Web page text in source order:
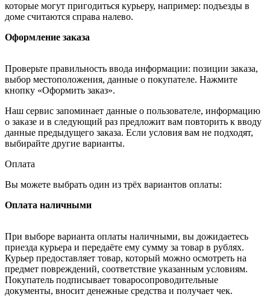
которые могут пригодиться курьеру, например: подъезды в
доме считаются справа налево.
Оформление заказа
Проверьте правильность ввода информации: позиции заказа,
выбор местоположения, данные о покупателе. Нажмите
кнопку «Оформить заказ».
Наш сервис запоминает данные о пользователе, информацию
о заказе и в следующий раз предложит вам повторить к вводу
данные предыдущего заказа. Если условия вам не подходят,
выбирайте другие варианты.
Оплата
Вы можете выбрать один из трёх вариантов оплаты:
Оплата наличными
При выборе варианта оплаты наличными, вы дожидаетесь
приезда курьера и передаёте ему сумму за товар в рублях.
Курьер предоставляет товар, который можно осмотреть на
предмет повреждений, соответствие указанным условиям.
Покупатель подписывает товаросопроводительные
документы, вносит денежные средства и получает чек.